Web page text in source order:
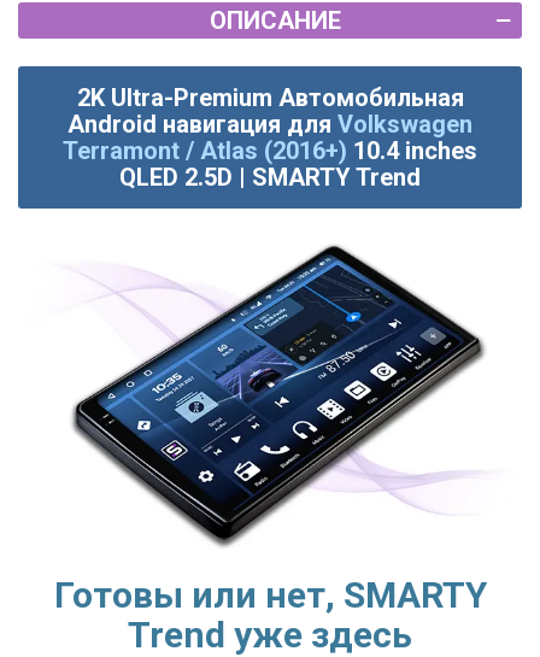
ОПИСАНИЕ
2K Ultra-Premium Автомобильная
Android навигация для Volkswagen
Terramont / Atlas (2016+) 10.4 inches
QLED 2.5D | SMARTY Trend
Готовы или нет, SMARTY
Trend уже здесь